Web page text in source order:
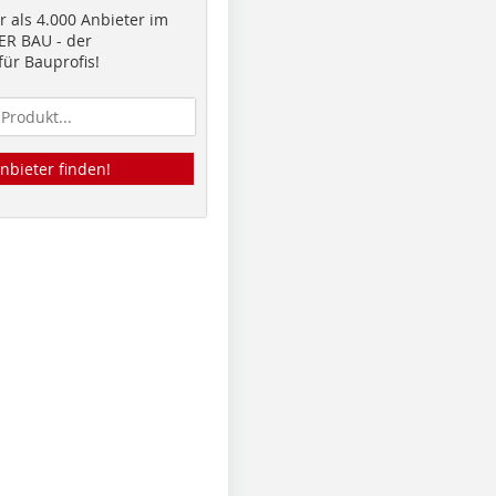
als 4.000 Anbieter im
BAU - der
Bauprofis!
finden!